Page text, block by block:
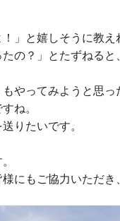
」と嬉しそうに教え
の？」とたずねると
やってみようと思っ
ね。
りたいです。
にもご協力いただき